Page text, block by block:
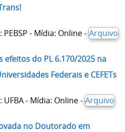
- Mídia: Online - Arquivo
do PL 6.170/2025 na
Federais e CEFETs
- Mídia: Online - Arquivo
no Doutorado em